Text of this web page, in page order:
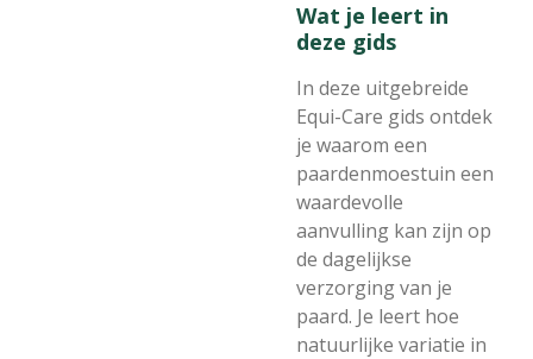
Wat je leert in
deze gids
In deze uitgebreide
Equi-Care gids ontdek
je waarom een
paardenmoestuin een
waardevolle
aanvulling kan zijn op
de dagelijkse
verzorging van je
paard. Je leert hoe
natuurlijke variatie in